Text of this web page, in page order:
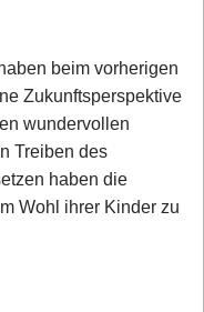
beim vorherigen
Zukunftsperspektive
wundervollen
Treiben des
haben die
Wohl ihrer Kinder zu